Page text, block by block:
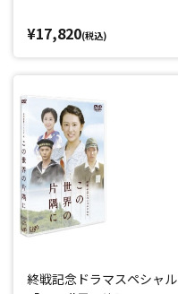
¥17,820(税込)
終戦記念ドラマスペシャル